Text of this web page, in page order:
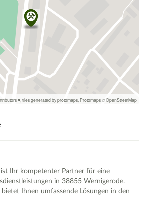
♥, tiles generated by protomaps Protomaps©OpenStreetMap
Ihr kompetenter Partner für eine
in 38855 Wernigerode.
bietet Ihnen umfassende Lösungen in den